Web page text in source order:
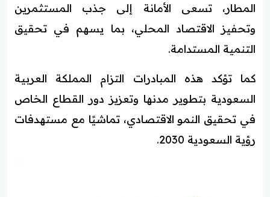
المطار، تسعى الأمانة إلى جذب المستثمرين
وتحفيز الاقتصاد المحلي، بما يسهم في تحقيق
التنمية المستدامة.
كما تؤكد هذه المبادرات التزام المملكة العربية
السعودية بتطوير مدنها وتعزيز دور القطاع الخاص
في تحقيق النمو الاقتصادي، تماشيًا مع مستهدفات
رؤية السعودية 2030.